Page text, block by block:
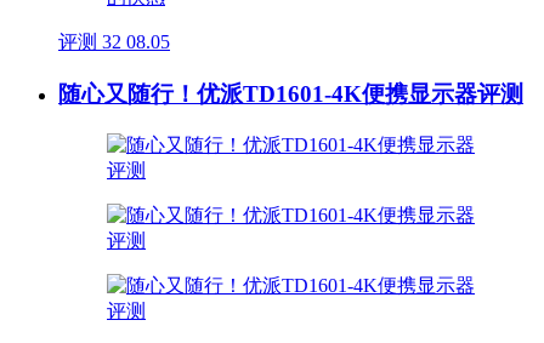
评测 32 08.05
随心又随行！优派TD1601-4K便携显示器评测